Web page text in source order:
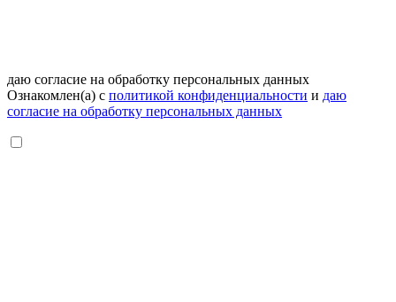
даю согласие на обработку персональных данных
Ознакомлен(а) с политикой конфиденциальности и даю
согласие на обработку персональных данных